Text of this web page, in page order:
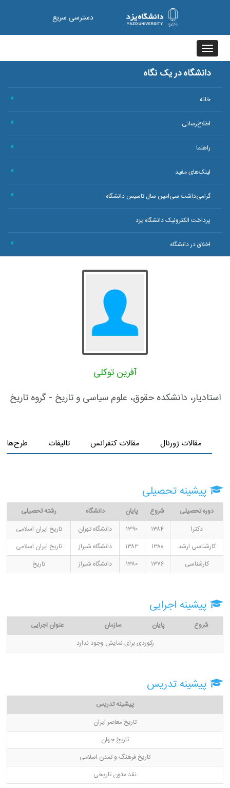
دسترسی سریع
Toggle
navigation
دانشگاه در یک نگاه
خانه
اطلاع‌رسانی
راهنما
لینک‌های مفید
گرامی‌داشت سی‌امین سال تاسیس دانشگاه
پرداخت الکترونیک دانشگاه یزد
اخلاق در دانشگاه
آفرین توکلی
استادیار، دانشکده حقوق، علوم سیاسی و تاریخ - گروه تاریخ
مقالات ژورنال مقالات کنفرانس تالیفات
پیشینه تحصیلی
دوره تحصیلی شروع پایان دانشگاه
رشته تحصیلی
دکترا
۱۳۸۴ ۱۳۹۰ دانشگاه تهران
تاریخ ایران اسلامی
کارشناسی ارشد
۱۳۸۰ ۱۳۸۲ دانشگاه شیراز
تاریخ ایران اسلامی
کارشناسی
۱۳۷۶ ۱۳۸۰ دانشگاه شیراز تاریخ
پیشینه اجرایی
شروع پایان سازمان
عنوان اجرایی
رکوردی برای نمایش وجود ندارد
پیشینه تدریس
پیشینه تدریس
تاریخ معاصر ایران
تاریخ جهان
تاریخ فرهنگ و تمدن اسلامی
نقد متون تاریخی